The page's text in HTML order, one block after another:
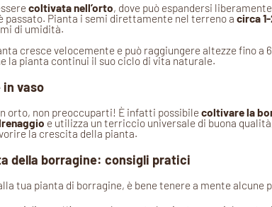
coltivata nell’orto, dove può espandersi
passato. Pianta i semi direttamente nel terreno a circa
di umidità.
cresce velocemente e può raggiungere altezze fino
la pianta continui il suo ciclo di vita naturale.
vaso
orto, non preoccuparti! È infatti possibilecoltivare la
e utilizza un terriccio universale di buona
la crescita della pianta.
della borragine: consigli pratici
tua pianta di borragine, è bene tenere a mente alcune